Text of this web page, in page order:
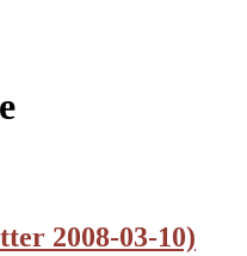
2008-03-10)